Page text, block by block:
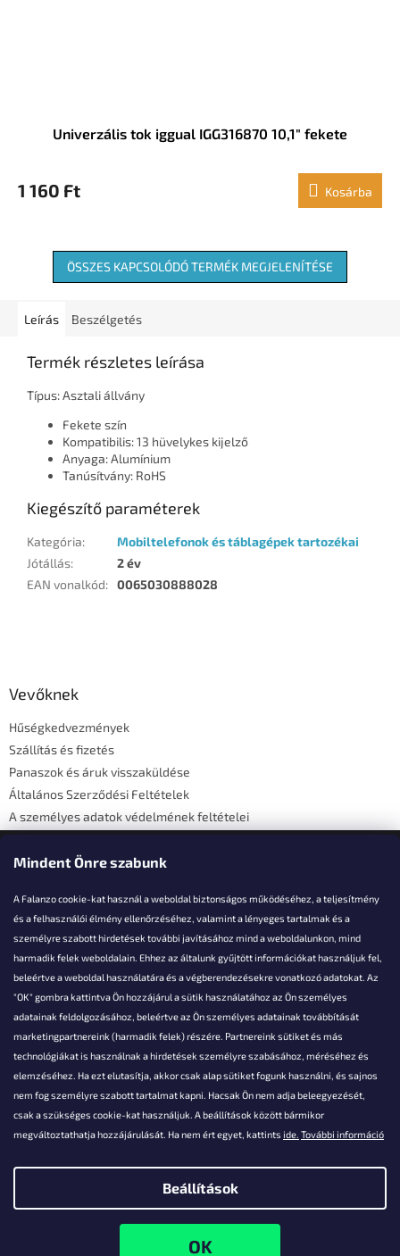
Mindent Önre szabunk
A Falanzo cookie-kat használ a weboldal biztonságos működéséhez, a teljesítmény
és a felhasználói élmény ellenőrzéséhez, valamint a lényeges tartalmak és a
személyre szabott hirdetések további javításához mind a weboldalunkon, mind
harmadik felek weboldalain. Ehhez az általunk gyűjtött információkat használjuk fel,
beleértve a weboldal használatára és a végberendezésekre vonatkozó adatokat. Az
"OK" gombra kattintva Ön hozzájárul a sütik használatához az Ön személyes
adatainak feldolgozásához, beleértve az Ön személyes adatainak továbbítását
marketingpartnereink (harmadik felek) részére. Partnereink sütiket és más
technológiákat is használnak a hirdetések személyre szabásához, méréséhez és
elemzéséhez. Ha ezt elutasítja, akkor csak alap sütiket fogunk használni, és sajnos
nem fog személyre szabott tartalmat kapni. Hacsak Ön nem adja beleegyezését,
csak a szükséges cookie-kat használjuk. A beállítások között bármikor
megváltoztathatja hozzájárulását. Ha nem ért egyet, kattints ide. További információ
Beállítások
Univerzális tok iggual IGG316870 10,1" fekete
1 160 Ft Kosárba
ÖSSZES KAPCSOLÓDÓ TERMÉK MEGJELENÍTÉSE
Leírás Beszélgetés
Termék részletes leírása
Típus: Asztali állvány
Fekete szín
Kompatibilis: 13 hüvelykes kijelző
Anyaga: Alumínium
Tanúsítvány: RoHS
Kiegészítő paraméterek
Kategória:
Mobiltelefonok és táblagépek tartozékai
Jótállás:
2 év
EAN vonalkód: 0065030888028
Vevőknek
Hűségkedvezmények
Szállítás és fizetés
Panaszok és áruk visszaküldése
Általános Szerződési Feltételek
A személyes adatok védelmének feltételei
Elérhetőségi adatok
Akarsz kérdezni valamit?
info@falanzo.hu